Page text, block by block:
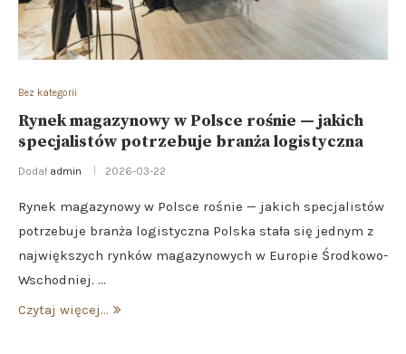
Bez kategorii
Rynek magazynowy w Polsce rośnie — jakich
specjalistów potrzebuje branża logistyczna
Dodał admin 2026-03-22
Rynek magazynowy w Polsce rośnie — jakich specjalistów
potrzebuje branża logistyczna Polska stała się jednym z
największych rynków magazynowych w Europie Środkowo-
Wschodniej. …
Czytaj więcej...